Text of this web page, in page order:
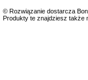
© Rozwiązanie dostarcza
Produkty te znajdziesz także